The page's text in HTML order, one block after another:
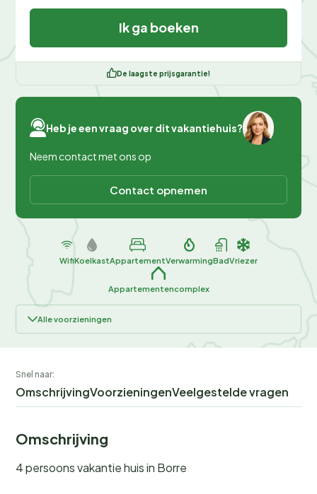
Ik ga boeken
De laagste prijsgarantie!
Heb je een vraag over dit vakantiehuis?
Neem contact met ons op
Contact opnemen
WifiKoelkastAppartementVerwarmingBadVriezer
Appartementencomplex
Alle voorzieningen
Snel naar:
OmschrijvingVoorzieningenVeelgestelde vragen
Omschrijving
4 persoons vakantie huis in Borre